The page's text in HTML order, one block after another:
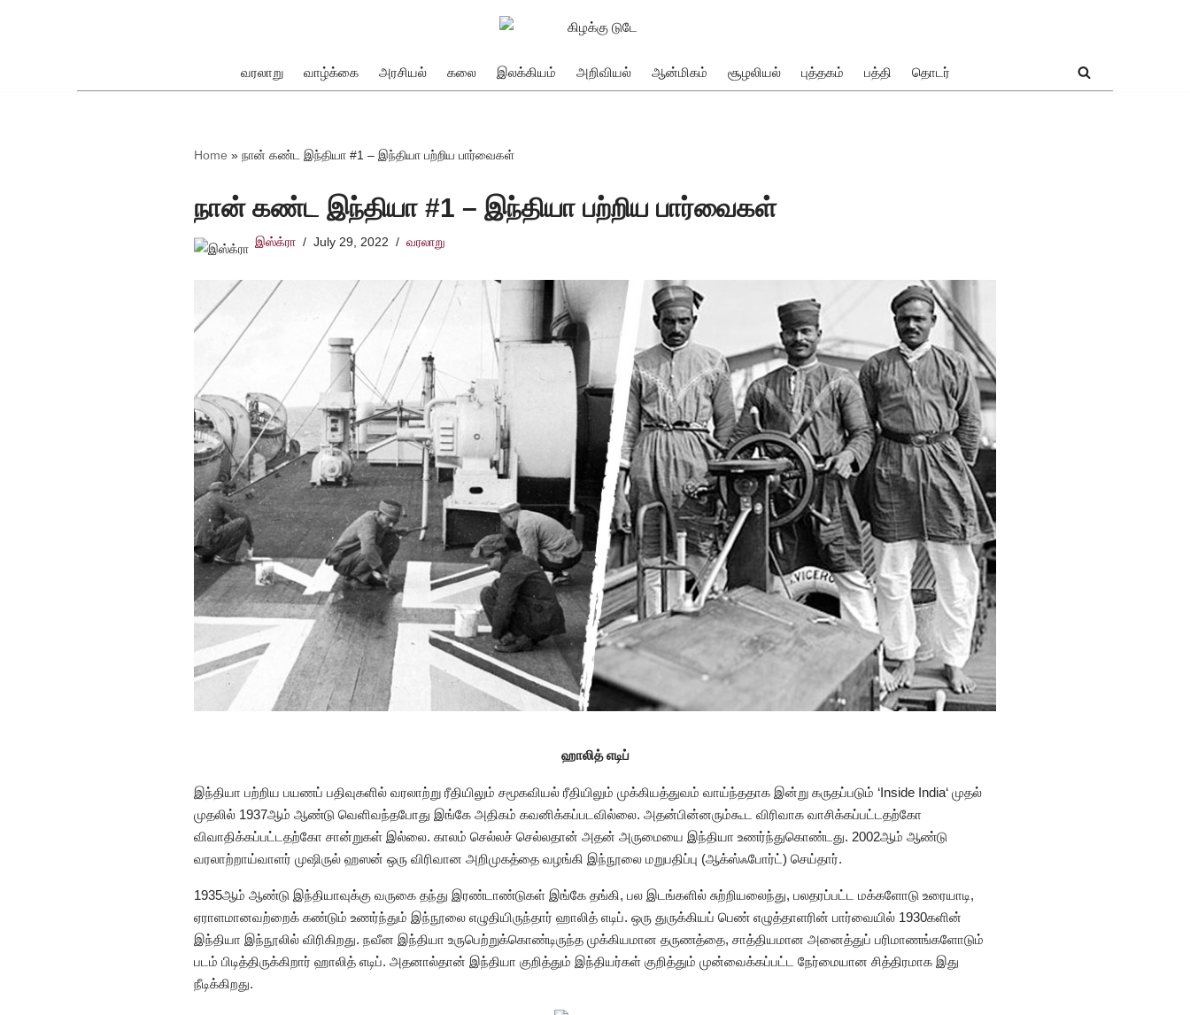
வரலாறு வாழ்க்கை அரசியல் கலை இலக்கியம் அறிவியல் ஆன்மிகம் சூழலியல் புத்தகம் பத்தி தொடர்
Home » நான் கண்ட இந்தியா #1 – இந்தியா பற்றிய பார்வைகள்
நான் கண்ட இந்தியா #1 – இந்தியா பற்றிய பார்வைகள்
இஸ்க்ரா July 29, 2022 வரலாறு
ஹாலித் எடிப்
இந்தியா பற்றிய பயணப் பதிவுகளில் வரலாற்று ரீதியிலும் சமூகவியல் ரீதியிலும் முக்கியத்துவம் வாய்ந்ததாக இன்று கருதப்படும் ‘Inside India‘ முதல்
முதலில் 1937ஆம் ஆண்டு வெளிவந்தபோது இங்கே அதிகம் கவனிக்கப்படவில்லை. அதன்பின்னரும்கூட விரிவாக வாசிக்கப்பட்டதற்கோ
விவாதிக்கப்பட்டதற்கோ சான்றுகள் இல்லை. காலம் செல்லச் செல்லதான் அதன் அருமையை இந்தியா உணர்ந்துகொண்டது. 2002ஆம் ஆண்டு
வரலாற்றாய்வாளர் முஷிருல் ஹஸன் ஒரு விரிவான அறிமுகத்தை வழங்கி இந்நூலை மறுபதிப்பு (ஆக்ஸ்ஃபோர்ட்) செய்தார்.
1935ஆம் ஆண்டு இந்தியாவுக்கு வருகை தந்து இரண்டாண்டுகள் இங்கே தங்கி, பல இடங்களில் சுற்றியலைந்து, பலதரப்பட்ட மக்களோடு உரையாடி,
ஏராளமானவற்றைக் கண்டும் உணர்ந்தும் இந்நூலை எழுதியிருந்தார் ஹாலித் எடிப். ஒரு துருக்கியப் பெண் எழுத்தாளரின் பார்வையில் 1930களின்
இந்தியா இந்நூலில் விரிகிறது. நவீன இந்தியா உருபெற்றுக்கொண்டிருந்த முக்கியமான தருணத்தை, சாத்தியமான அனைத்துப் பரிமாணங்களோடும்
படம் பிடித்திருக்கிறார் ஹாலித் எடிப். அதனால்தான் இந்தியா குறித்தும் இந்தியர்கள் குறித்தும் முன்வைக்கப்பட்ட நேர்மையான சித்திரமாக இது
நீடிக்கிறது.